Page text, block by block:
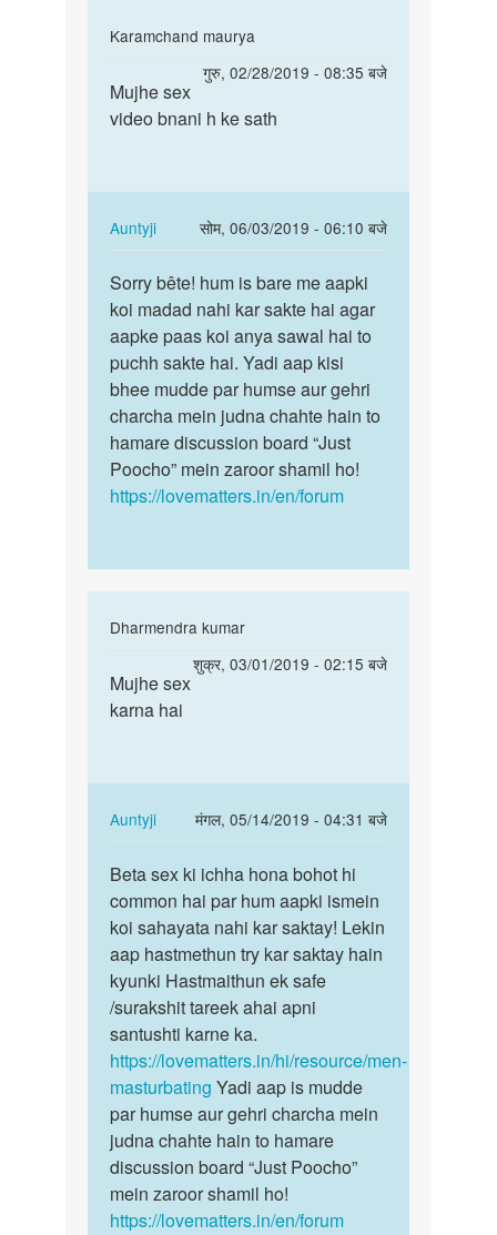
Karamchand maurya
गुरु, 02/28/2019 - 08:35 बजे
muje
he
by
Pritam
yadav
Mujhe
sex
h…
Mujhe sex
video bnani h ke sath
Auntyji
सोम, 06/03/2019 - 06:10 बजे
In
reply
to
Mujhe
sex
video
bnani
h…
by
Karamchand
maurya
Sorry
bête!
hum
is
bare
me…
Sorry bête! hum is bare me aapki
koi madad nahi kar sakte hai agar
aapke paas koi anya sawal hai to
puchh sakte hai. Yadi aap kisi
bhee mudde par humse aur gehri
charcha mein judna chahte hain to
hamare discussion board “Just
Poocho” mein zaroor shamil ho!
https://lovematters.in/en/forum
Dharmendra kumar
शुक्र, 03/01/2019 - 02:15 बजे
In
he
by
Pritam
yadav
Mujhe
sex
Mujhe sex
karna hai
Auntyji
मंगल, 05/14/2019 - 04:31 बजे
In
reply
to
Mujhe
sex
karna
hai
by
Dharmendra
kumar
Beta
sex
ki
ichha
hona
bohot…
Beta sex ki ichha hona bohot hi
common hai par hum aapki ismein
koi sahayata nahi kar saktay! Lekin
aap hastmethun try kar saktay hain
kyunki Hastmaithun ek safe
/surakshit tareek ahai apni
santushti karne ka.
https://lovematters.in/hi/resource/men-
masturbating Yadi aap is mudde
par humse aur gehri charcha mein
judna chahte hain to hamare
discussion board “Just Poocho”
mein zaroor shamil ho!
https://lovematters.in/en/forum